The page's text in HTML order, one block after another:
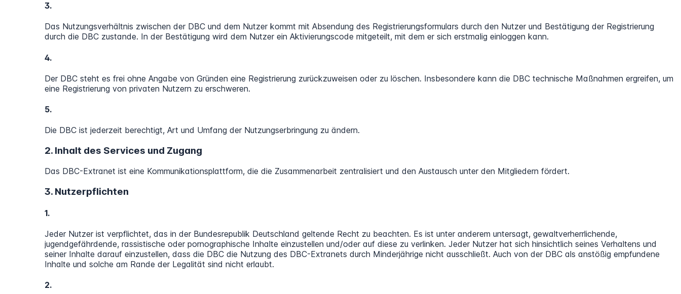
3.
Das Nutzungsverhältnis zwischen der DBC und dem Nutzer kommt mit Absendung des Registrierungsformulars durch den Nutzer und Bestätigung der Registrierung
durch die DBC zustande. In der Bestätigung wird dem Nutzer ein Aktivierungscode mitgeteilt, mit dem er sich erstmalig einloggen kann.
4.
Der DBC steht es frei ohne Angabe von Gründen eine Registrierung zurückzuweisen oder zu löschen. Insbesondere kann die DBC technische Maßnahmen ergreifen, um
eine Registrierung von privaten Nutzern zu erschweren.
5.
Die DBC ist jederzeit berechtigt, Art und Umfang der Nutzungserbringung zu ändern.
2. Inhalt des Services und Zugang
Das DBC-Extranet ist eine Kommunikationsplattform, die die Zusammenarbeit zentralisiert und den Austausch unter den Mitgliedern fördert.
3. Nutzerpflichten
1.
Jeder Nutzer ist verpflichtet, das in der Bundesrepublik Deutschland geltende Recht zu beachten. Es ist unter anderem untersagt, gewaltverherrlichende,
jugendgefährdende, rassistische oder pornographische Inhalte einzustellen und/oder auf diese zu verlinken. Jeder Nutzer hat sich hinsichtlich seines Verhaltens und
seiner Inhalte darauf einzustellen, dass die DBC die Nutzung des DBC-Extranets durch Minderjährige nicht ausschließt. Auch von der DBC als anstößig empfundene
Inhalte und solche am Rande der Legalität sind nicht erlaubt.
2.